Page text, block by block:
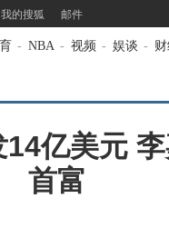
我的搜狐 邮件
- NBA - 视频 - 娱谈 -
亿美元
首富